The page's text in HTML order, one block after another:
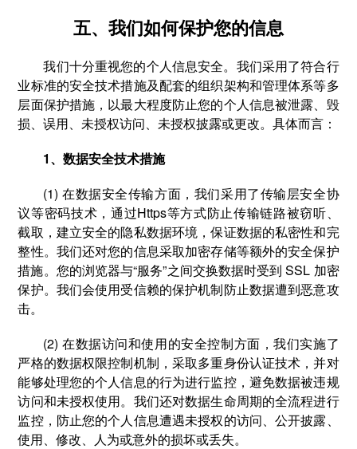
五、我们如何保护您的信息
我们十分重视您的个人信息安全。我们采用了符合行
业标准的安全技术措施及配套的组织架构和管理体系等多
层面保护措施，以最大程度防止您的个人信息被泄露、毁
损、误用、未授权访问、未授权披露或更改。具体而言：
1、数据安全技术措施
(1) 在数据安全传输方面，我们采用了传输层安全协
议等密码技术，通过Https等方式防止传输链路被窃听、
截取，建立安全的隐私数据环境，保证数据的私密性和完
整性。我们还对您的信息采取加密存储等额外的安全保护
措施。您的浏览器与“服务”之间交换数据时受到 SSL 加密
保护。我们会使用受信赖的保护机制防止数据遭到恶意攻
击。
(2) 在数据访问和使用的安全控制方面，我们实施了
严格的数据权限控制机制，采取多重身份认证技术，并对
能够处理您的个人信息的行为进行监控，避免数据被违规
访问和未授权使用。我们还对数据生命周期的全流程进行
监控，防止您的个人信息遭遇未授权的访问、公开披露、
使用、修改、人为或意外的损坏或丢失。